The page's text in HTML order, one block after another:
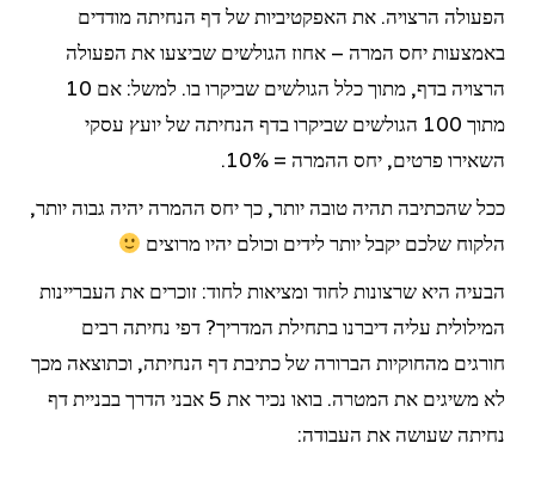
הפעולה הרצויה. את האפקטיביות של דף הנחיתה מודדים
באמצעות יחס המרה – אחוז הגולשים שביצעו את הפעולה
הרצויה בדף, מתוך כלל הגולשים שביקרו בו. למשל: אם 10
מתוך 100 הגולשים שביקרו בדף הנחיתה של יועץ עסקי
השאירו פרטים, יחס ההמרה = 10%.
ככל שהכתיבה תהיה טובה יותר, כך יחס ההמרה יהיה גבוה יותר,
הלקוח שלכם יקבל יותר לידים וכולם יהיו מרוצים
הבעיה היא שרצונות לחוד ומציאות לחוד: זוכרים את העבריינות
המילולית עליה דיברנו בתחילת המדריך? דפי נחיתה רבים
חורגים מהחוקיות הברורה של כתיבת דף הנחיתה, וכתוצאה מכך
לא משיגים את המטרה. בואו נכיר את 5 אבני הדרך בבניית דף
נחיתה שעושה את העבודה: